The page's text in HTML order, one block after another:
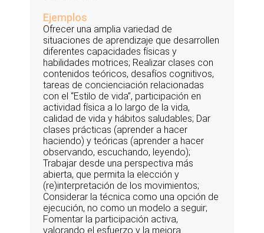
Ejemplos
Ofrecer una amplia variedad de
situaciones de aprendizaje que desarrollen
diferentes capacidades físicas y
habilidades motrices; Realizar clases con
contenidos teóricos, desafíos cognitivos,
tareas de concienciación relacionadas
con el “Estilo de vida”, participación en
actividad física a lo largo de la vida,
calidad de vida y hábitos saludables; Dar
clases prácticas (aprender a hacer
haciendo) y teóricas (aprender a hacer
observando, escuchando, leyendo);
Trabajar desde una perspectiva más
abierta, que permita la elección y
(re)interpretación de los movimientos;
Considerar la técnica como una opción de
ejecución, no como un modelo a seguir;
Fomentar la participación activa,
valorando el esfuerzo y la mejora